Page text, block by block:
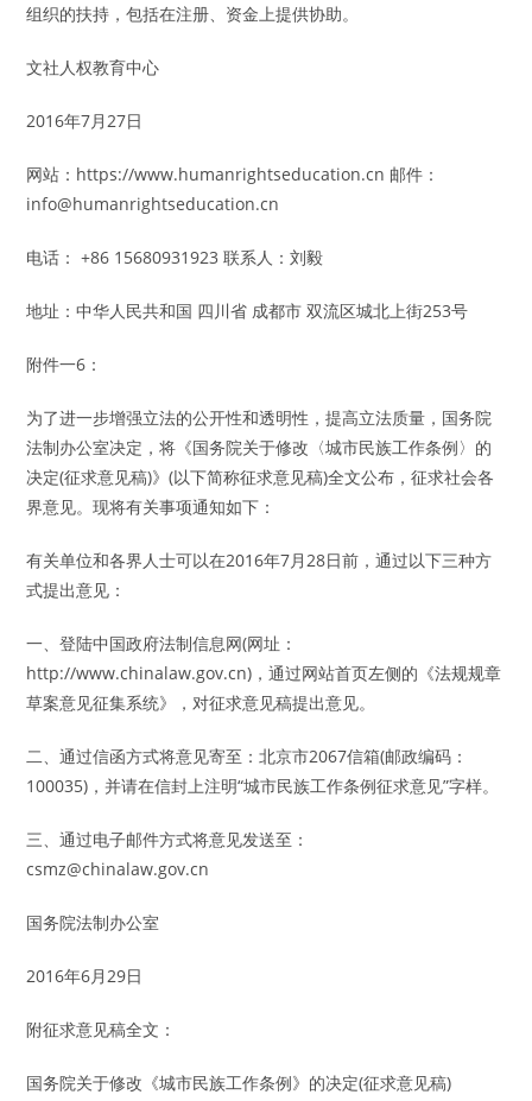
组织的扶持，包括在注册、资金上提供协助。
文社人权教育中心
2016年7月27日
网站：https://www.humanrightseducation.cn 邮件：
info@humanrightseducation.cn
电话： +86 15680931923 联系人：刘毅
地址：中华人民共和国 四川省 成都市 双流区城北上街253号
附件一6：
为了进一步增强立法的公开性和透明性，提高立法质量，国务院
法制办公室决定，将《国务院关于修改〈城市民族工作条例〉的
决定(征求意见稿)》(以下简称征求意见稿)全文公布，征求社会各
界意见。现将有关事项通知如下：
有关单位和各界人士可以在2016年7月28日前，通过以下三种方
式提出意见：
一、登陆中国政府法制信息网(网址：
http://www.chinalaw.gov.cn)，通过网站首页左侧的《法规规章
草案意见征集系统》，对征求意见稿提出意见。
二、通过信函方式将意见寄至：北京市2067信箱(邮政编码：
100035)，并请在信封上注明“城市民族工作条例征求意见”字样。
三、通过电子邮件方式将意见发送至：
csmz@chinalaw.gov.cn
国务院法制办公室
2016年6月29日
附征求意见稿全文：
国务院关于修改《城市民族工作条例》的决定(征求意见稿)